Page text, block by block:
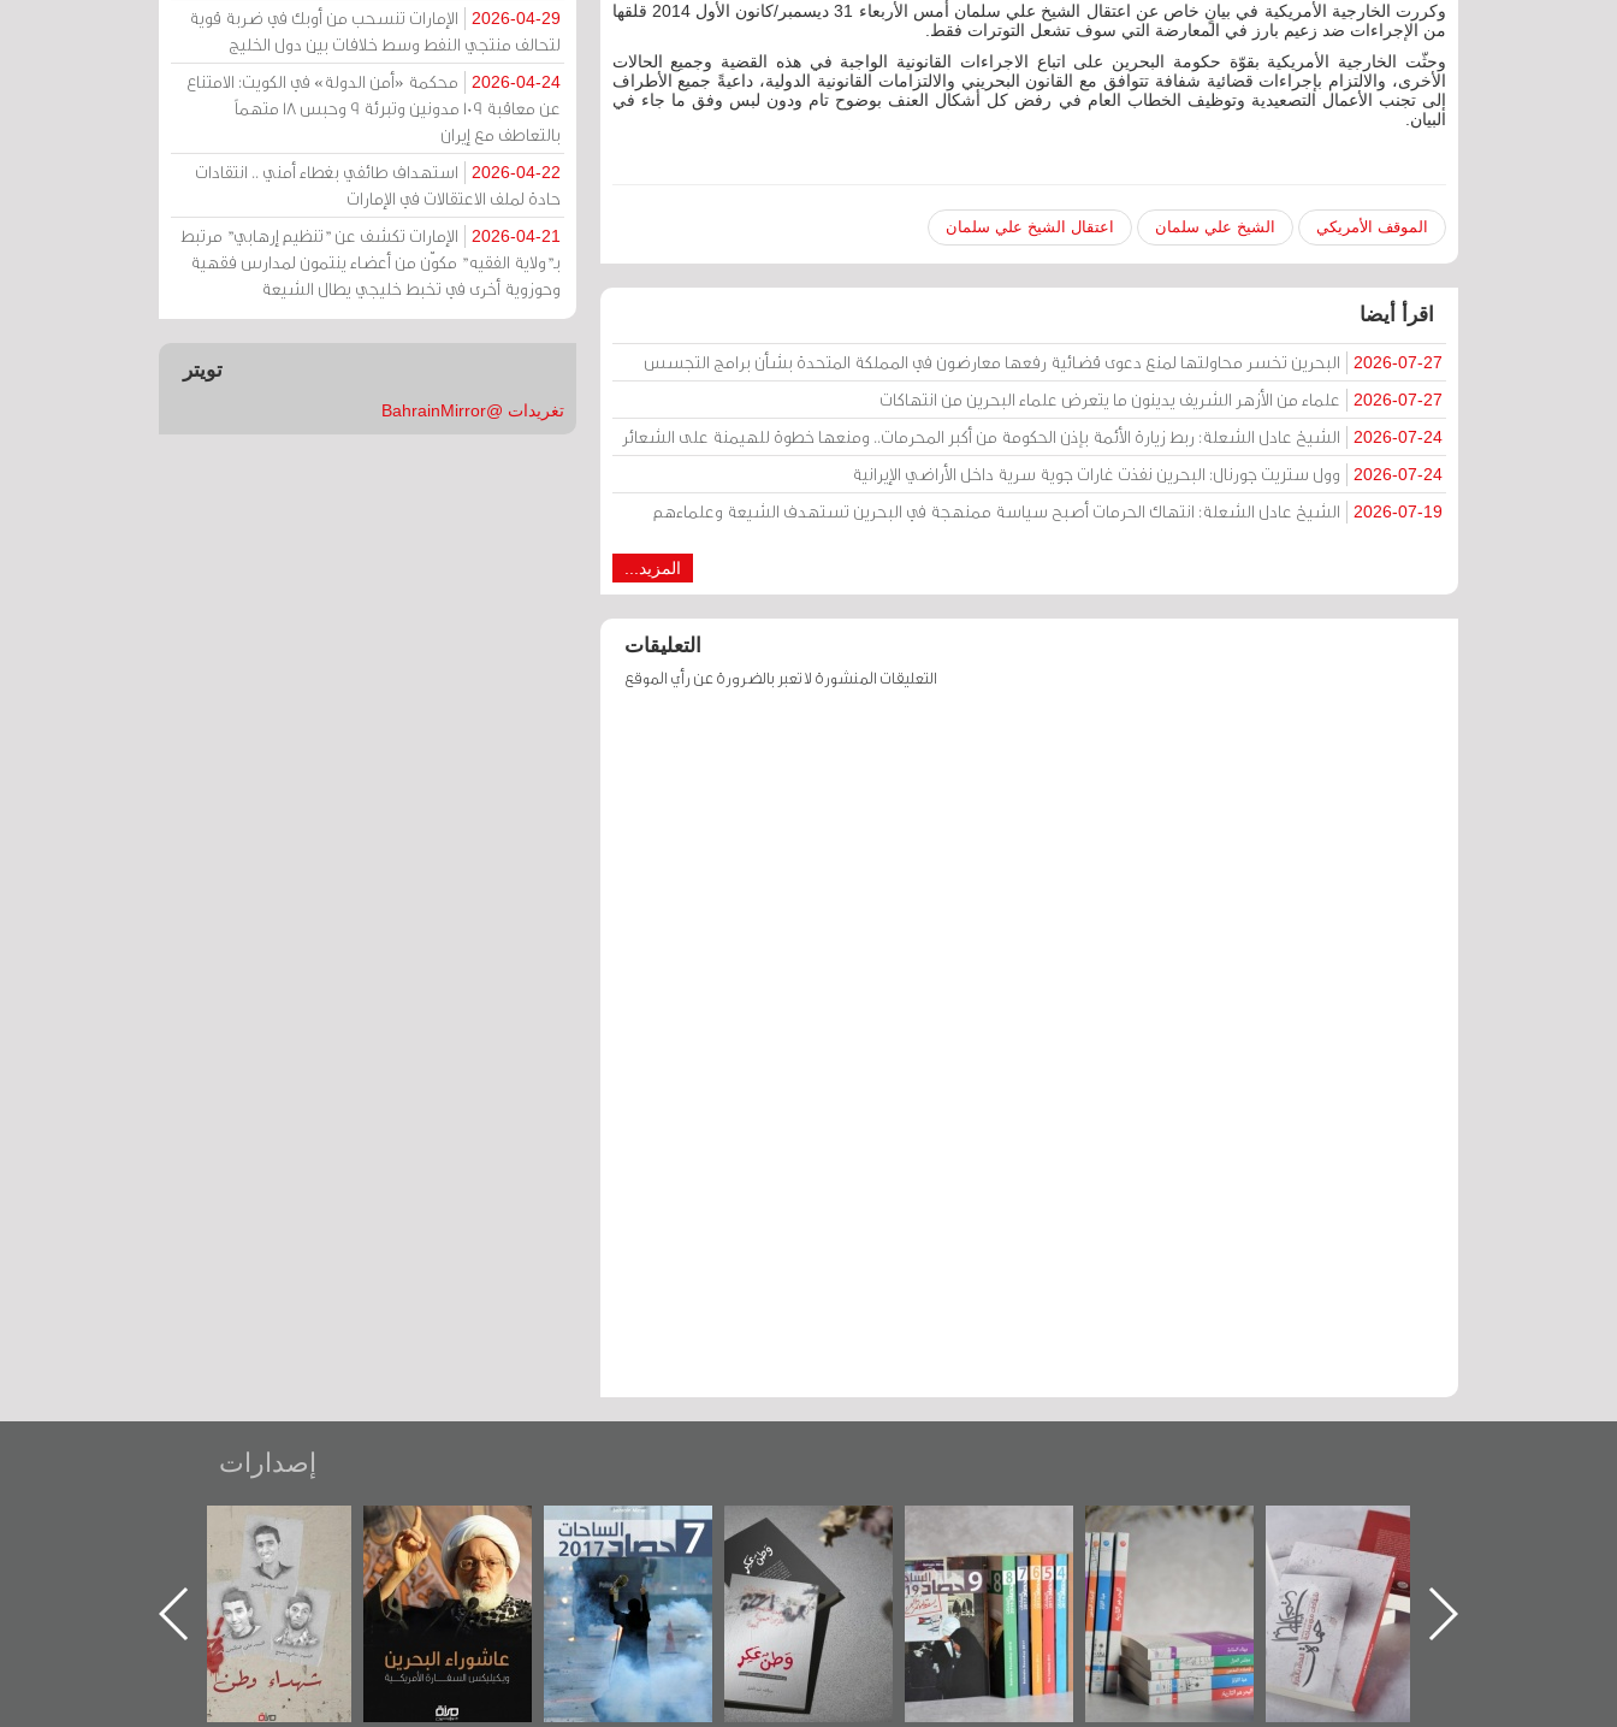
وكررت الخارجية الأمريكية في بيانٍ خاص عن اعتقال الشيخ علي سلمان أمس الأربعاء 31 ديسمبر/كانون الأول 2014 قلقها
من الإجراءات ضد زعيم بارز في المعارضة التي سوف تشعل التوترات فقط.
وحثّت الخارجية الأمريكية بقوّة حكومة البحرين على اتباع الاجراءات القانونية الواجبة في هذه القضية وجميع الحالات
الأخرى، والالتزام بإجراءات قضائية شفافة تتوافق مع القانون البحريني والالتزامات القانونية الدولية، داعيةً جميع الأطراف
إلى تجنب الأعمال التصعيدية وتوظيف الخطاب العام في رفض كل أشكال العنف بوضوح تام ودون لبس وفق ما جاء في
البيان.
الموقف الأمريكي الشيخ علي سلمان اعتقال الشيخ علي سلمان
اقرأ أيضا
2026-07-27 البحرين تخسر محاولتها لمنع دعوى قضائية رفعها معارضون في المملكة المتحدة بشأن برامج التجسس
2026-07-27 علماء من الأزهر الشريف يدينون ما يتعرض علماء البحرين من انتهاكات
2026-07-24 الشيخ عادل الشعلة: ربط زيارة الأئمة بإذن الحكومة من أكبر المحرمات.. ومنعها خطوة للهيمنة على الشعائر
2026-07-24 وول ستريت جورنال: البحرين نفذت غارات جوية سرية داخل الأراضي الإيرانية
2026-07-19 الشيخ عادل الشعلة: انتهاك الحرمات أصبح سياسة ممنهجة في البحرين تستهدف الشيعة وعلماءهم
المزيد...
التعليقات
التعليقات المنشورة لا تعبر بالضرورة عن رأي الموقع
2026-04-29
الإمارات تنسحب من أوبك في ضربة قوية
لتحالف منتجي النفط وسط خلافات بين دول الخليج
2026-04-24
محكمة «أمن الدولة» في الكويت: الامتناع
عن معاقبة 109 مدونين وتبرئة 9 وحبس 18 متهماً
بالتعاطف مع إيران
2026-04-22
استهداف طائفي بغطاء أمني .. انتقادات
حادة لملف الاعتقالات في الإمارات
2026-04-21
الإمارات تكشف عن "تنظيم إرهابي" مرتبط
بـ"ولاية الفقيه" مكوّن من أعضاء ينتمون لمدارس فقهية
وحوزوية أخرى في تخبط خليجي يطال الشيعة
تويتر
تغريدات @BahrainMirror
إصدارات
تصنيف موضوعي
للوثائق البريطانية
يقدمه «مركز أوال»
في سلسلة من 5
كتب
"مرآة البحرين"
جديدة لمعتقل
عسكري تصدر عن
«مرآة البحرين»
حصاد 2017
عاشوراء البحرين...
ويكيليكس السفارة
الأمريكية
شهداء وطن
«جَوْ»: رواية
المعتقل جهاد